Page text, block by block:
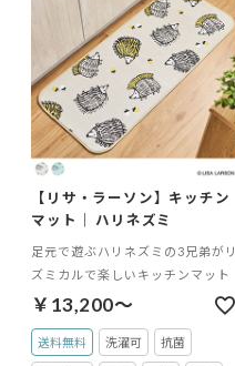
【リサ・ラーソン】キッチン
マット｜ ハリネズミ
足元で遊ぶハリネズミの3兄弟がリ
ズミカルで楽しいキッチンマット
￥13,200～
送料無料 洗濯可 抗菌